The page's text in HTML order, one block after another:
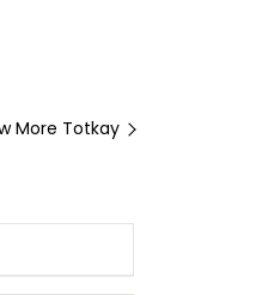
More Totkay